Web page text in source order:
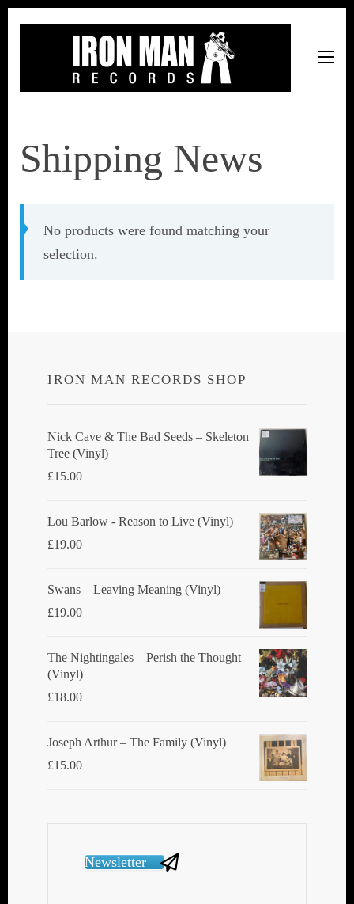
Shipping News
No products were found matching your
selection.
IRON MAN RECORDS SHOP
Nick Cave & The Bad Seeds ‎– Skeleton
Tree (Vinyl)
£15.00
Lou Barlow - Reason to Live (Vinyl)
£19.00
Swans ‎– Leaving Meaning (Vinyl)
£19.00
The Nightingales ‎– Perish the Thought
(Vinyl)
£18.00
Joseph Arthur ‎– The Family (Vinyl)
£15.00
Newsletter